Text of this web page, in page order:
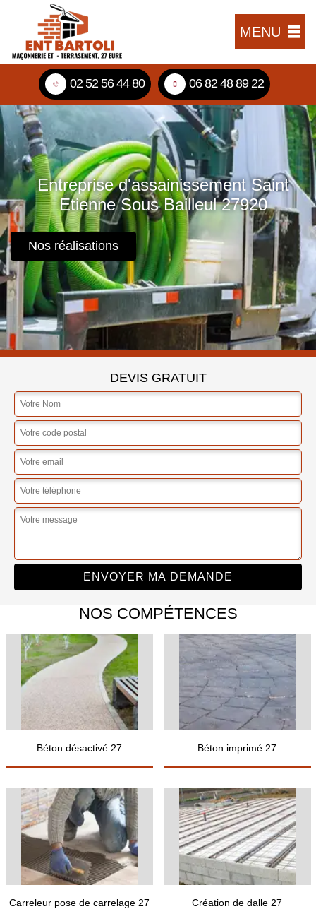
MENU
02 52 56 44 80 06 82 48 89 22
Entreprise d'assainissement Saint
Etienne Sous Bailleul 27920
Nos réalisations
DEVIS GRATUIT
NOS COMPÉTENCES
Béton désactivé 27 Béton imprimé 27
Carreleur pose de carrelage 27 Création de dalle 27